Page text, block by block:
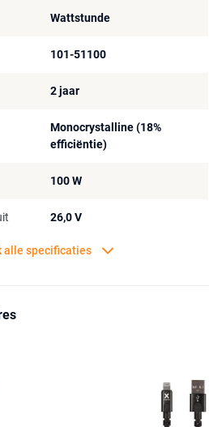
voor een spontane kampeertrip.
Wattstunde
101-51100
2 jaar
Monocrystalline (18%
efficiëntie)
100 W
26,0 V
alle specificaties